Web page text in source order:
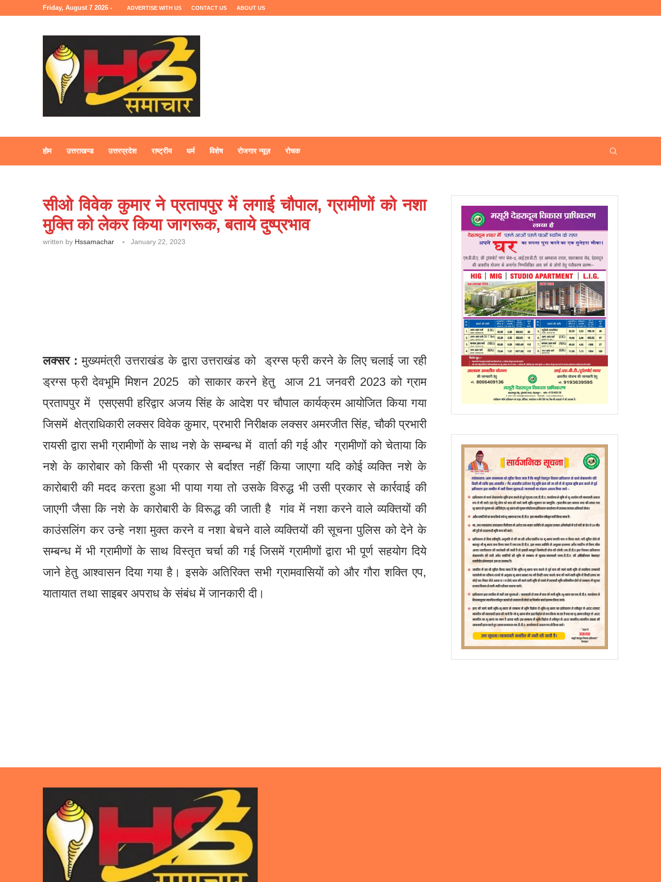
Friday, August 7 2026 - ADVERTISE WITH US CONTACT US ABOUT US
होम उत्तराखण्ड उत्तरप्रदेश राष्ट्रीय धर्म विशेष रोजगार न्यूज़ रोचक
सीओ विवेक कुमार ने प्रतापपुर में लगाई चौपाल, ग्रामीणों को नशा
मुक्ति को लेकर किया जागरूक, बताये दुष्प्रभाव
written by Hssamachar January 22, 2023
लक्सर : मुख्यमंत्री उत्तराखंड के द्वारा उत्तराखंड को ड्रग्स फ्री करने के लिए चलाई जा रही
ड्रग्स फ्री देवभूमि मिशन 2025 को साकार करने हेतु आज 21 जनवरी 2023 को ग्राम
प्रतापपुर में एसएसपी हरिद्वार अजय सिंह के आदेश पर चौपाल कार्यक्रम आयोजित किया गया
जिसमें क्षेत्राधिकारी लक्सर विवेक कुमार, प्रभारी निरीक्षक लक्सर अमरजीत सिंह, चौकी प्रभारी
रायसी द्वारा सभी ग्रामीणों के साथ नशे के सम्बन्ध में वार्ता की गई और ग्रामीणों को चेताया कि
नशे के कारोबार को किसी भी प्रकार से बर्दाश्त नहीं किया जाएगा यदि कोई व्यक्ति नशे के
कारोबारी की मदद करता हुआ भी पाया गया तो उसके विरुद्ध भी उसी प्रकार से कार्रवाई की
जाएगी जैसा कि नशे के कारोबारी के विरूद्ध की जाती है गांव में नशा करने वाले व्यक्तियों की
काउंसलिंग कर उन्हे नशा मुक्त करने व नशा बेचने वाले व्यक्तियों की सूचना पुलिस को देने के
सम्बन्ध में भी ग्रामीणों के साथ विस्तृत चर्चा की गई जिसमें ग्रामीणों द्वारा भी पूर्ण सहयोग दिये
जाने हेतु आश्वासन दिया गया है। इसके अतिरिक्त सभी ग्रामवासियों को और गौरा शक्ति एप,
यातायात तथा साइबर अपराध के संबंध में जानकारी दी।